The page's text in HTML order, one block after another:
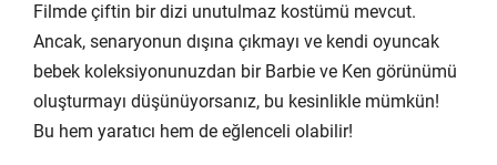
Filmde çiftin bir dizi unutulmaz kostümü mevcut.
Ancak, senaryonun dışına çıkmayı ve kendi oyuncak
bebek koleksiyonunuzdan bir Barbie ve Ken görünümü
oluşturmayı düşünüyorsanız, bu kesinlikle mümkün!
Bu hem yaratıcı hem de eğlenceli olabilir!